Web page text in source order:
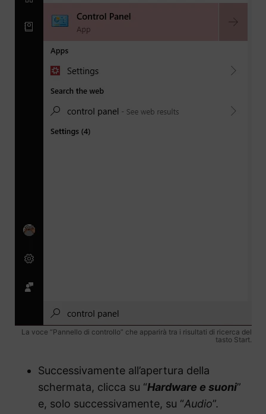
La voce “Pannello di controllo” che apparirà tra i risultati di ricerca del
tasto Start.
Successivamente all’apertura della
schermata, clicca su “Hardware e suoni”
e, solo successivamente, su “Audio”.